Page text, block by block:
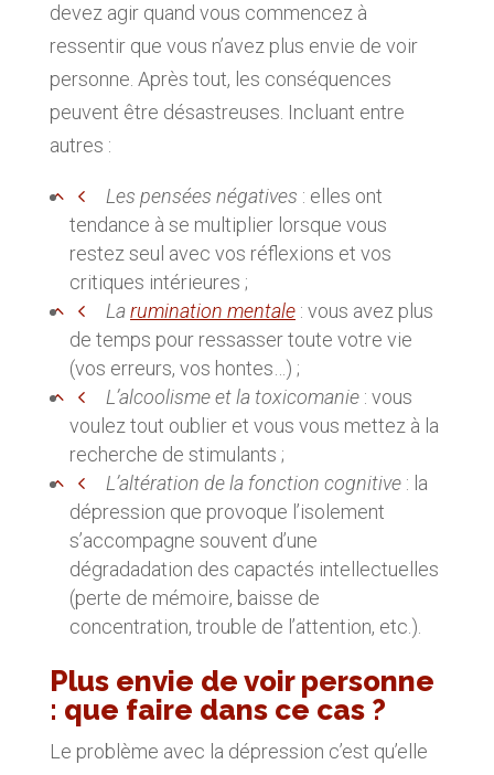
devez agir quand vous commencez à
ressentir que vous n’avez plus envie de voir
personne. Après tout, les conséquences
peuvent être désastreuses. Incluant entre
autres :
Les pensées négatives : elles ont
tendance à se multiplier lorsque vous
restez seul avec vos réflexions et vos
critiques intérieures ;
Larumination mentale : vous avez plus
de temps pour ressasser toute votre vie
(vos erreurs, vos hontes…) ;
L’alcoolisme et la toxicomanie : vous
voulez tout oublier et vous vous mettez à la
recherche de stimulants ;
L’altération de la fonction cognitive : la
dépression que provoque l’isolement
s’accompagne souvent d’une
dégradadation des capactés intellectuelles
(perte de mémoire, baisse de
concentration, trouble de l’attention, etc.).
Plus envie de voir personne
: que faire dans ce cas ?
Le problème avec la dépression c’est qu’elle